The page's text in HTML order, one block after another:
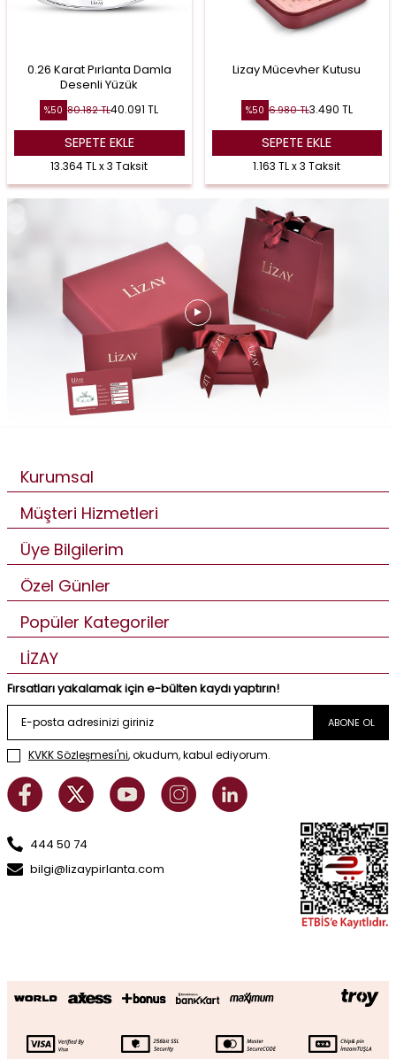
0.26 Karat Pırlanta Damla
Desenli Yüzük
%50 80.182TL40.091 TL
SEPETE EKLE
13.364 TL x 3 Taksit
Lizay Mücevher Kutusu
%50 6.980TL3.490 TL
SEPETE EKLE
1.163 TL x 3 Taksit
Kurumsal
Müşteri Hizmetleri
Üye Bilgilerim
Özel Günler
Popüler Kategoriler
LİZAY
Fırsatları yakalamak için e-bülten kaydı yaptırın!
ABONE OL
KVKK Sözleşmesi'ni, okudum, kabul ediyorum.
444 50 74
bilgi@lizaypirlanta.com